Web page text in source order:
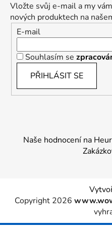
Vložte svůj e-mail a my
nových produktech na
E-mail
Souhlasím se
PŘIHLÁSIT SE
Naše hodnocení na
Copyright 2026